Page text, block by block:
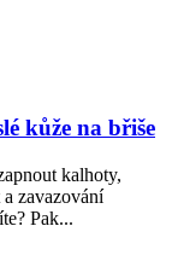
kůže na břiše
kalhoty,
zavazování
Pak...